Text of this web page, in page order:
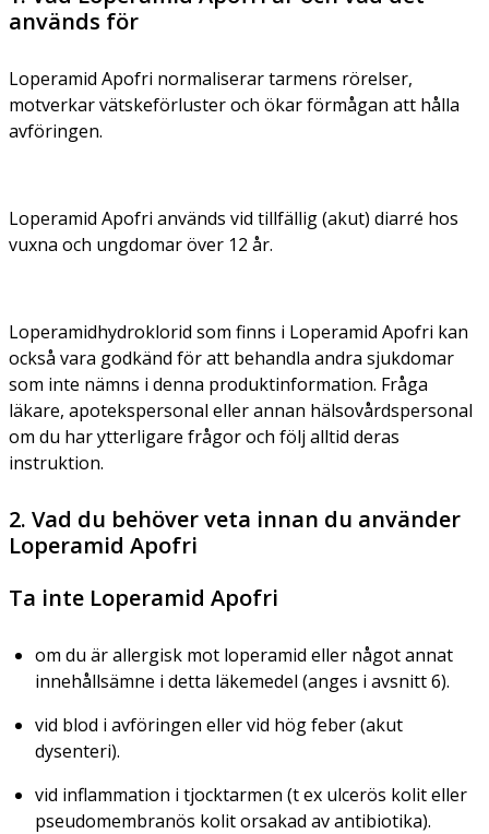
används för
Loperamid Apofri normaliserar tarmens rörelser,
motverkar vätskeförluster och ökar förmågan att hålla
avföringen.
Loperamid Apofri används vid tillfällig (akut) diarré hos
vuxna och ungdomar över 12 år.
Loperamidhydroklorid som finns i Loperamid Apofri kan
också vara godkänd för att behandla andra sjukdomar
som inte nämns i denna produktinformation. Fråga
läkare, apotekspersonal eller annan hälsovårdspersonal
om du har ytterligare frågor och följ alltid deras
instruktion.
2. Vad du behöver veta innan du använder
Loperamid Apofri
Ta inte Loperamid Apofri
om du är allergisk mot loperamid eller något annat
innehållsämne i detta läkemedel (anges i avsnitt 6).
vid blod i avföringen eller vid hög feber (akut
dysenteri).
vid inflammation i tjocktarmen (t ex ulcerös kolit eller
pseudomembranös kolit orsakad av antibiotika).